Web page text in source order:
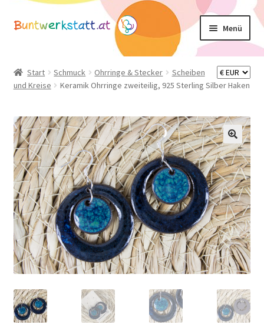
Zur
Zum
Menü
öffnen
Mein Konto
Warenkorb
Basteltipps
Start Schmuck Ohrringe & Stecker
Scheiben
und Kreise
Keramik Ohrringe zweiteilig, 925 Sterling Silber Haken